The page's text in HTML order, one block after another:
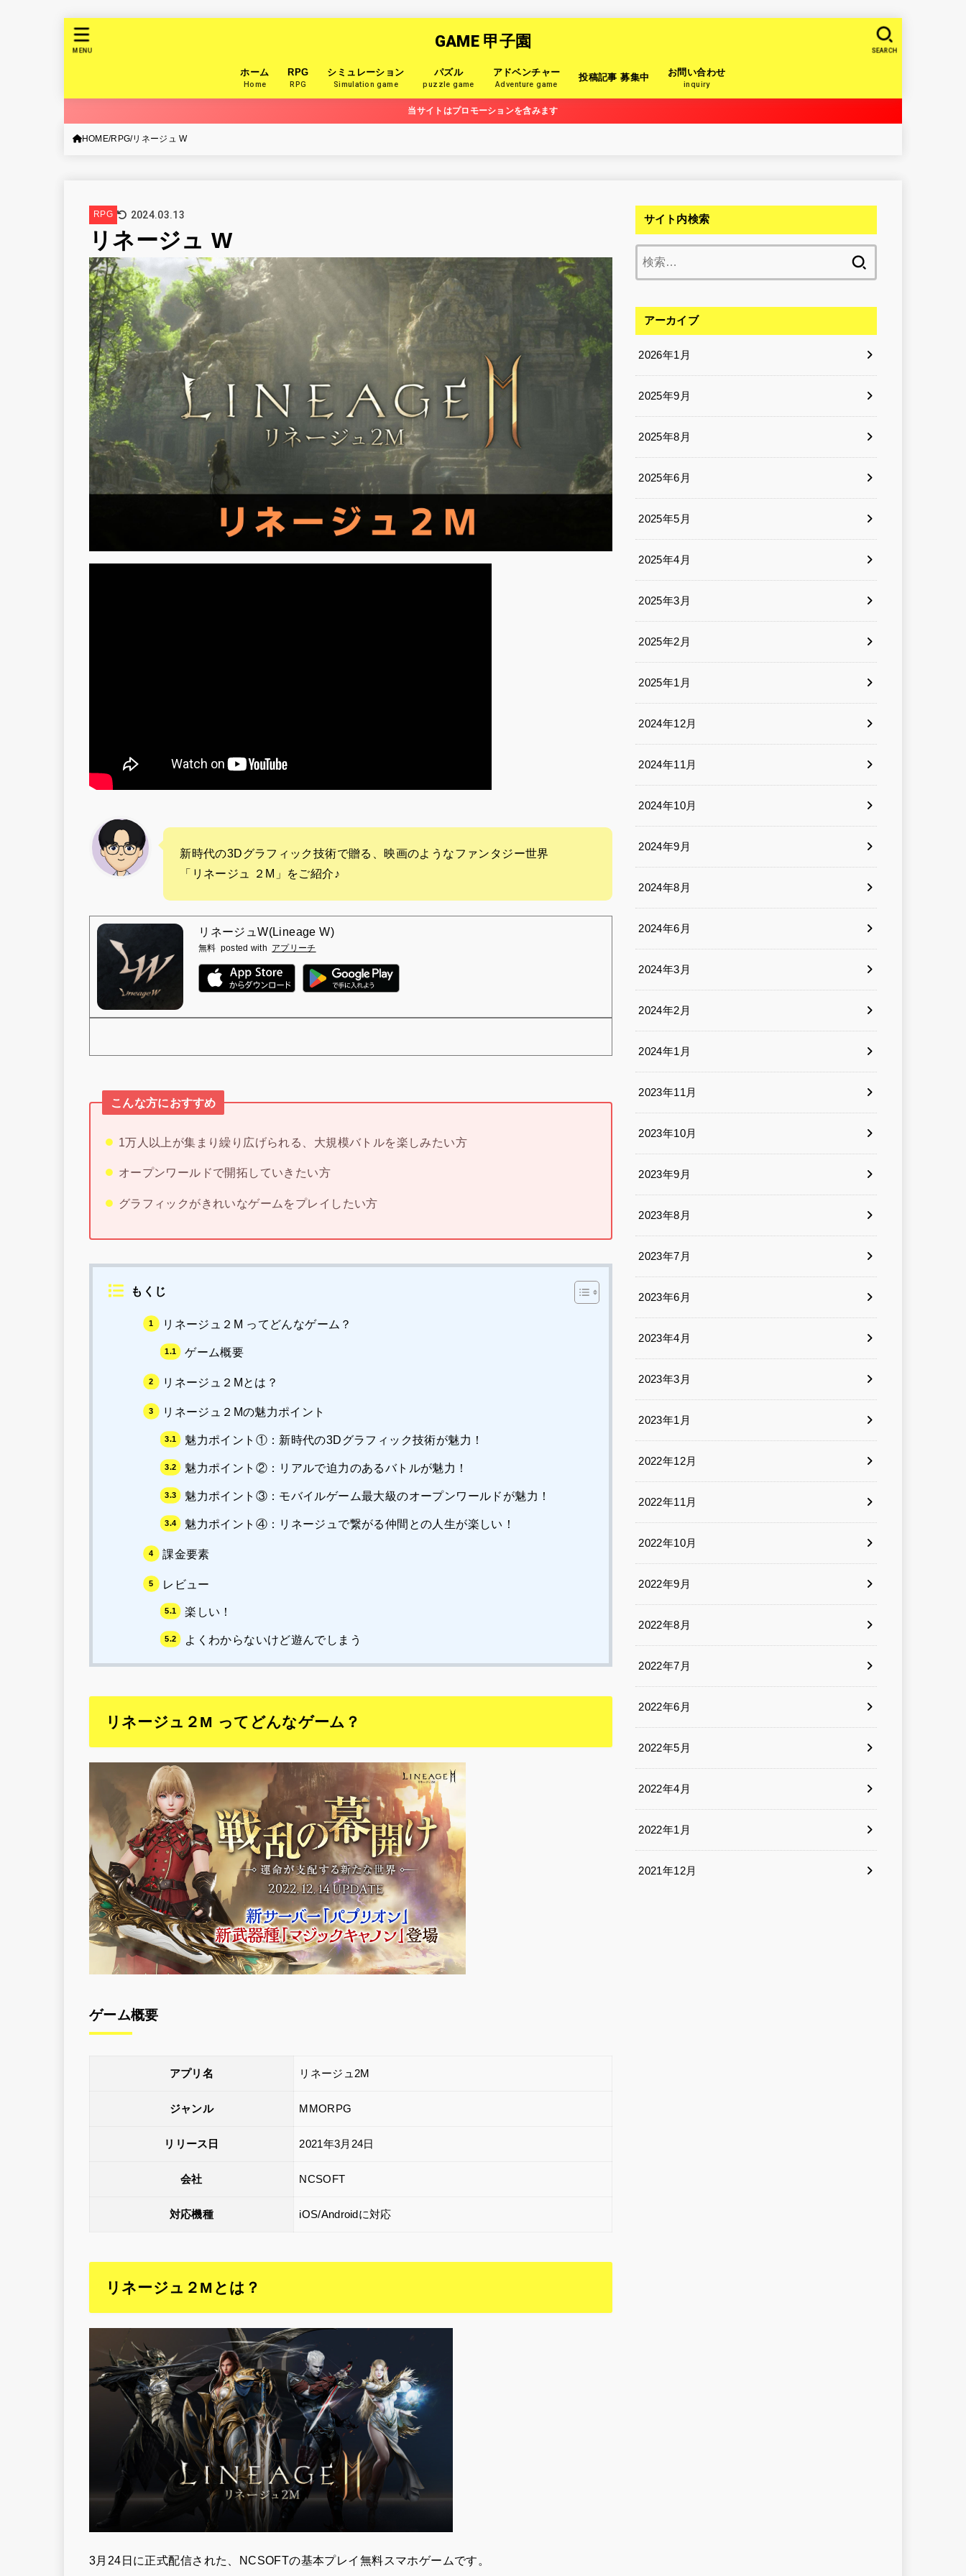
GAME 甲子園
ホーム
Home
RPG
RPG
シミュレーション
Simulation game
パズル
puzzle game
アドベンチャー
Adventure game
投稿記事 募集中 お問い合わせ
inquiry
SEARCH
MENU
当サイトはプロモーションを含みます
HOME RPG リネージュ W
RPG 2024.03.13
リネージュ W
新時代の3Dグラフィック技術で贈る、映画のようなファンタジー世界
「リネージュ ２M」をご紹介♪
リネージュW(Lineage W)
無料 posted with アプリーチ
こんな方におすすめ
1万人以上が集まり繰り広げられる、大規模バトルを楽しみたい方
オープンワールドで開拓していきたい方
グラフィックがきれいなゲームをプレイしたい方
もくじ
リネージュ２M ってどんなゲーム？
ゲーム概要
リネージュ２Mとは？
リネージュ２Mの魅力ポイント
魅力ポイント①：新時代の3Dグラフィック技術が魅力！
魅力ポイント②：リアルで迫力のあるバトルが魅力！
魅力ポイント③：モバイルゲーム最大級のオープンワールドが魅力！
魅力ポイント④：リネージュで繋がる仲間との人生が楽しい！
課金要素
レビュー
楽しい！
よくわからないけど遊んでしまう
リネージュ２M ってどんなゲーム？
ゲーム概要
アプリ名 リネージュ2M
ジャンル MMORPG
リリース日 2021年3月24日
会社 NCSOFT
対応機種 iOS/Androidに対応
リネージュ２Mとは？
3月24日に正式配信された、NCSOFTの基本プレイ無料スマホゲームです。
サイト内検索
アーカイブ
2026年1月
2025年9月
2025年8月
2025年6月
2025年5月
2025年4月
2025年3月
2025年2月
2025年1月
2024年12月
2024年11月
2024年10月
2024年9月
2024年8月
2024年6月
2024年3月
2024年2月
2024年1月
2023年11月
2023年10月
2023年9月
2023年8月
2023年7月
2023年6月
2023年4月
2023年3月
2023年1月
2022年12月
2022年11月
2022年10月
2022年9月
2022年8月
2022年7月
2022年6月
2022年5月
2022年4月
2022年1月
2021年12月